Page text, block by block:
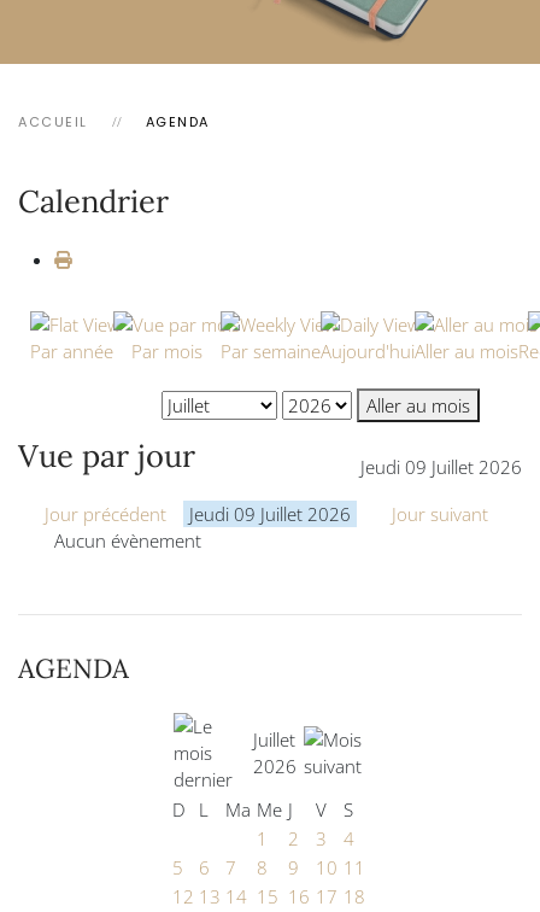
ACCUEIL AGENDA
Calendrier
Par année Par mois Par semaineAujourd'huiAller au mois
Aller au mois
Vue par jour
Jeudi 09 Juillet 2026
Jour précédent
Jeudi 09 Juillet 2026
Jour suivant
Aucun évènement
AGENDA
Juillet
2026
D
L Ma Me J V
S
1
2 3
4
5
6 7 8 9 10 11
12 13 14 15 16 17 18